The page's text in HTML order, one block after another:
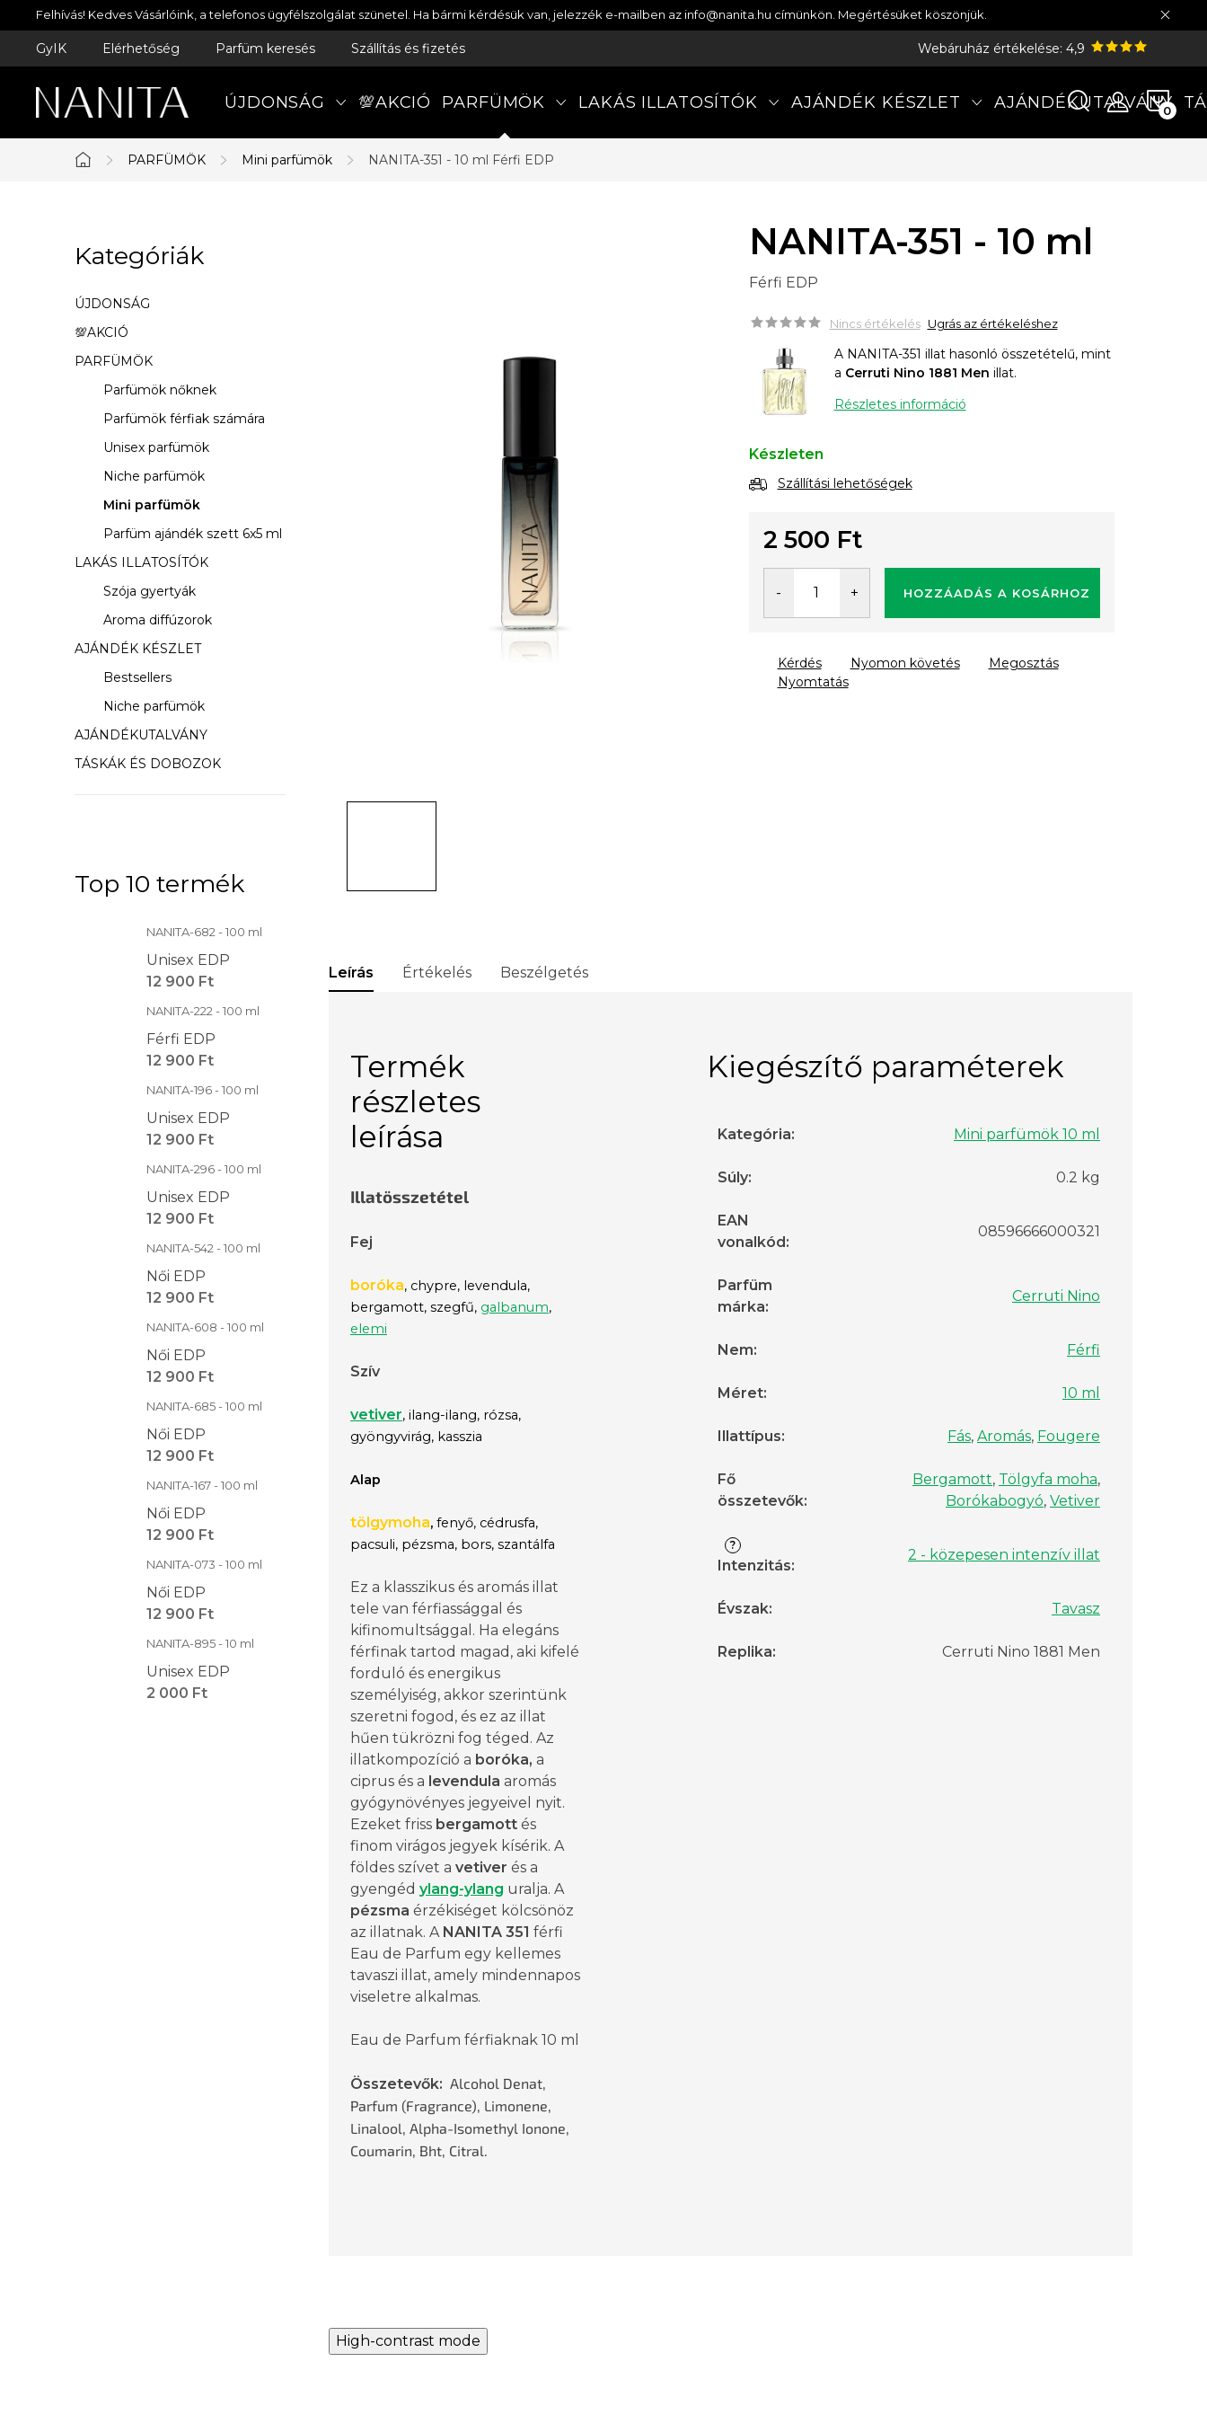
Ugrás
a
Felhívás! Kedves Vásárlóink, a telefonos ügyfélszolgálat szünetel. Ha bármi kérdésük van, jelezzék e-mailben az info@nanita.hu címünkön. Megértésüket köszönjük.
GyIK Elérhetőség Parfüm keresés Szállítás és fizetés Webáruház értékelése: 4,9
ÚJDONSÁG 💯AKCIÓ PARFÜMÖK LAKÁS ILLATOSÍTÓK AJÁNDÉK KÉSZLET AJÁNDÉKUTALVÁNY
Kezdőlap
PARFÜMÖK Mini parfümök NANITA-351 - 10 ml Férfi EDP
l
d
a
l
n
Kategóriák
átugrása
Kategóriák
ÚJDONSÁG
💯AKCIÓ
PARFÜMÖK
Parfümök nőknek
Parfümök férfiak számára
Unisex parfümök
Niche parfümök
Mini parfümök
Parfüm ajándék szett 6x5 ml
LAKÁS ILLATOSÍTÓK
Szója gyertyák
Aroma diffúzorok
AJÁNDÉK KÉSZLET
Bestsellers
Niche parfümök
AJÁNDÉKUTALVÁNY
TÁSKÁK ÉS DOBOZOK
Top 10 termék
NANITA-682 - 100 ml
Unisex EDP
12 900 Ft
NANITA-222 - 100 ml
Férfi EDP
12 900 Ft
NANITA-196 - 100 ml
Unisex EDP
12 900 Ft
NANITA-296 - 100 ml
Unisex EDP
12 900 Ft
NANITA-542 - 100 ml
Női EDP
12 900 Ft
NANITA-608 - 100 ml
Női EDP
12 900 Ft
NANITA-685 - 100 ml
Női EDP
12 900 Ft
NANITA-167 - 100 ml
Női EDP
12 900 Ft
NANITA-073 - 100 ml
Női EDP
12 900 Ft
NANITA-895 - 10 ml
Unisex EDP
2 000 Ft
NANITA-351 - 10 ml
Férfi EDP
Nincs értékelés Ugrás az értékeléshez
A NANITA-351 illat hasonló összetételű, mint
a Cerruti Nino 1881 Men illat.
Részletes információ
Készleten
Szállítási lehetőségek
2 500 Ft
HOZZÁADÁS A KOSÁRHOZ
Nyomtatás
Kérdés Nyomon követés Megosztás
Leírás Értékelés Beszélgetés
Termék
részletes
leírása
Illatösszetétel
Fej
boróka, chypre, levendula,
bergamott, szegfű, galbanum,
elemi
Szív
vetiver, ilang-ilang, rózsa,
gyöngyvirág, kasszia
Alap
tölgymoha, fenyő, cédrusfa,
pacsuli, pézsma, bors, szantálfa
Ez a klasszikus és aromás illat
tele van férfiassággal és
kifinomultsággal. Ha elegáns
férfinak tartod magad, aki kifelé
forduló és energikus
személyiség, akkor szerintünk
szeretni fogod, és ez az illat
hűen tükrözni fog téged. Az
illatkompozíció a boróka, a
ciprus és a levendula aromás
gyógynövényes jegyeivel nyit.
Ezeket friss bergamott és
finom virágos jegyek kísérik. A
földes szívet a vetiver és a
gyengéd ylang-ylang uralja. A
pézsma érzékiséget kölcsönöz
az illatnak. A NANITA 351 férfi
Eau de Parfum egy kellemes
tavaszi illat, amely mindennapos
viseletre alkalmas.
Eau de Parfum férfiaknak 10 ml
Összetevők: Alcohol Denat,
Parfum (Fragrance), Limonene,
Linalool, Alpha-Isomethyl Ionone,
Coumarin, Bht, Citral.
Kiegészítő paraméterek
Kategória: Mini parfümök 10 ml
Súly: 0.2 kg
EAN
vonalkód :
08596666000321
Parfüm
márka:
Cerruti Nino
Nem: Férfi
Méret: 10 ml
Illattípus: Fás, Aromás, Fougere
Fő
összetevők:
Bergamott, Tölgyfa moha,
Borókabogyó, Vetiver
?
Intenzitás:
2 - közepesen intenzív illat
Évszak: Tavasz
Replika: Cerruti Nino 1881 Men
High-contrast mode